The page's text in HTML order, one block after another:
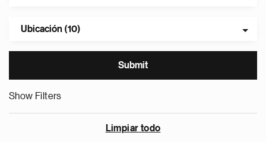
Ubicación (10)
Show Filters
Limpiar todo